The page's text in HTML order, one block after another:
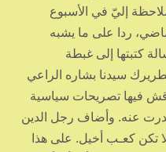
إليّ في الأسبوع
ردا على ما يشبه
كتبتها إلى غبطة
سيدنا بشاره الراعي
فيها تصريحات سياسية
عنه. وأضاف رجل الدين
تكن كعـب أخيل. على هذا